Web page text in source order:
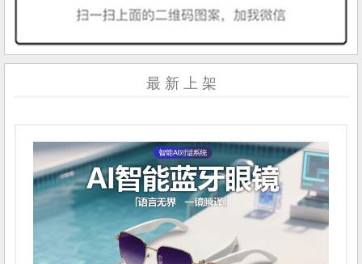
最 新 上 架